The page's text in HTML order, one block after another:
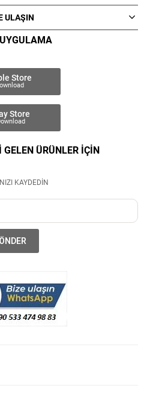
ULAŞIN
Store
Store
GELEN ÜRÜNLER İÇİN
KAYDEDİN